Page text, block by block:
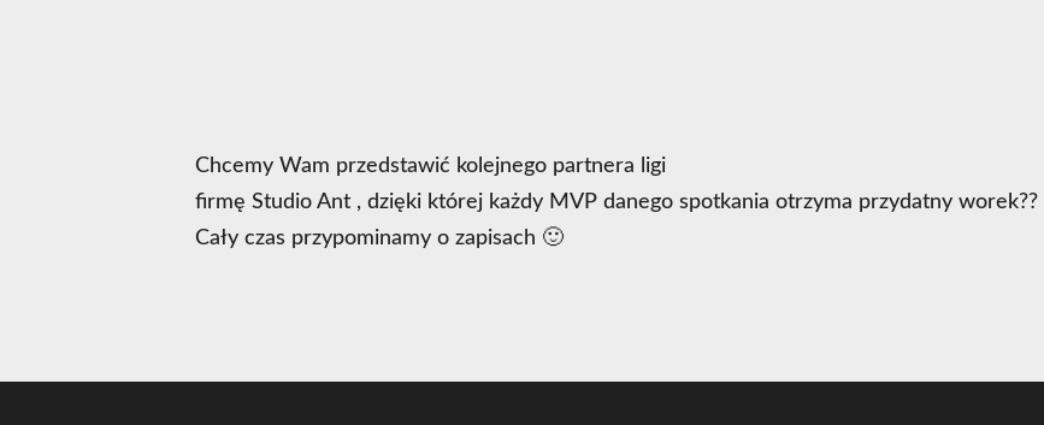
Chcemy Wam przedstawić kolejnego partnera ligi
firmę Studio Ant , dzięki której każdy MVP danego spotkania otrzyma przydatny
Cały czas przypominamy o zapisach 🙂